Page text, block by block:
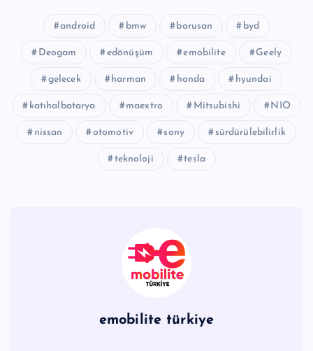
android bmw borusan byd
Deogam edönüşüm emobilite Geely
gelecek harman honda hyundai
katıhalbatarya maextro Mitsubishi NIO
nissan otomotiv sony sürdürülebilirlik
teknoloji tesla
emobilite türkiye